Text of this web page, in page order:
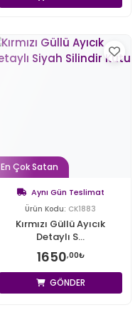
En Çok Satan
Aynı Gün Teslimat
Ürün Kodu: CK1883
Kırmızı Güllü Ayıcık
Detaylı S...
1650,00₺
GÖNDER